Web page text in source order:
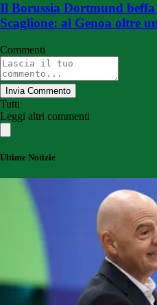
Il Borussia Dortmund beffa
Scaglione: al Genoa oltre
Commenti
Invia Commento
Tutti
Leggi altri commenti
Ultime Notizie